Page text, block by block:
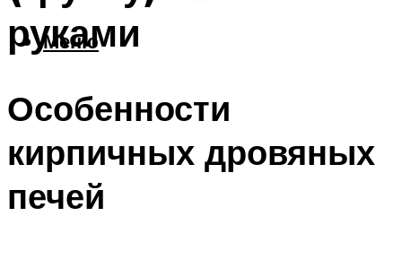
Меню
руками
Особенности
кирпичных дровяных
печей